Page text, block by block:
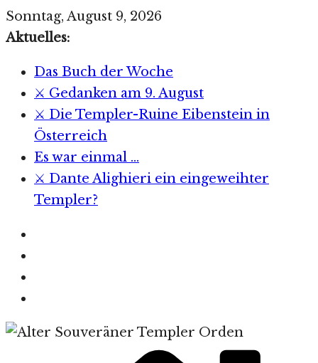
Zum
Inhalt
Sonntag, August 9, 2026
Aktuelles:
Das Buch der Woche
⚔️ Gedanken am 9. August
⚔️ Die Templer-Ruine Eibenstein in
Österreich
Es war einmal …
⚔️ Dante Alighieri ein eingeweihter
Templer?